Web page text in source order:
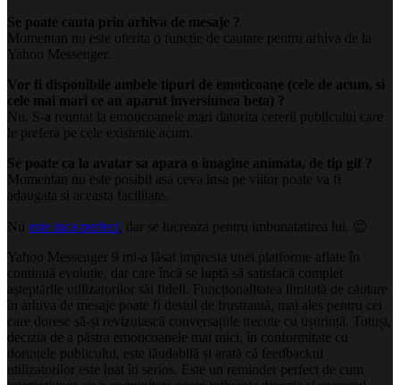
Se poate cauta prin arhiva de mesaje ?
Momentan nu este oferita o functie de cautare pentru arhiva de la
Yahoo Messenger.
Vor fi disponibile ambele tipuri de emoticoane (cele de acum, si
cele mai mari ce au aparut inversiunea beta) ?
Nu. S-a reuntat la emoticoanele mari datorita cererii publicului care
le prefera pe cele existente acum.
Se poate ca la avatar sa apara o imagine animata, de tip gif ?
Momentan nu este posibil asa ceva insa pe viitor poate va fi
adaugata si aceasta facilitate.
Nu este inca perfect, dar se lucreaza pentru imbunatatirea lui. 😉
Yahoo Messenger 9 mi-a lăsat impresia unei platforme aflate în
continuă evoluție, dar care încă se luptă să satisfacă complet
așteptările utilizatorilor săi fideli. Funcționalitatea limitată de căutare
în arhiva de mesaje poate fi destul de frustrantă, mai ales pentru cei
care doresc să-și revizuiască conversațiile trecute cu ușurință. Totuși,
decizia de a păstra emoticoanele mai mici, în conformitate cu
dorințele publicului, este lăudabilă și arată că feedbackul
utilizatorilor este luat în serios. Este un reminder perfect de cum